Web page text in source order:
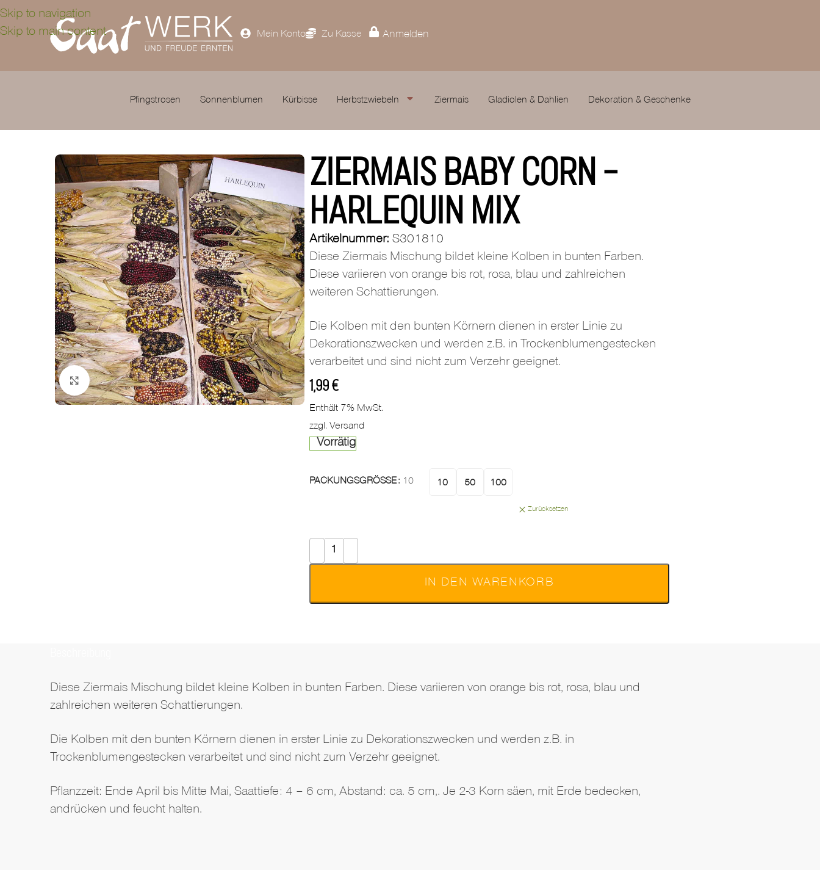
Skip to navigation
Skip to main content
Mein Konto Zu Kasse Anmelden
Pfingstrosen Sonnenblumen Kürbisse Herbstzwiebeln Ziermais Gladiolen & Dahlien Dekoration & Geschenke
Zum Vergrößern klicken
ZIERMAIS BABY CORN –
HARLEQUIN MIX
Artikelnummer: S301810
Diese Ziermais Mischung bildet kleine Kolben in bunten Farben.
Diese variieren von orange bis rot, rosa, blau und zahlreichen
weiteren Schattierungen.
Die Kolben mit den bunten Körnern dienen in erster Linie zu
Dekorationszwecken und werden z.B. in Trockenblumengestecken
verarbeitet und sind nicht zum Verzehr geeignet.
1,99 €
Enthält 7% MwSt.
zzgl. Versand
Vorrätig
PACKUNGSGRÖSSE 10 10 50 100
Zurücksetzen
IN DEN WARENKORB
Diese Ziermais Mischung bildet kleine Kolben in bunten Farben. Diese variieren von orange bis rot, rosa, blau und
zahlreichen weiteren Schattierungen.
Die Kolben mit den bunten Körnern dienen in erster Linie zu Dekorationszwecken und werden z.B. in
Trockenblumengestecken verarbeitet und sind nicht zum Verzehr geeignet.
Pflanzzeit: Ende April bis Mitte Mai, Saattiefe: 4 – 6 cm, Abstand: ca. 5 cm,. Je 2-3 Korn säen, mit Erde bedecken,
andrücken und feucht halten.